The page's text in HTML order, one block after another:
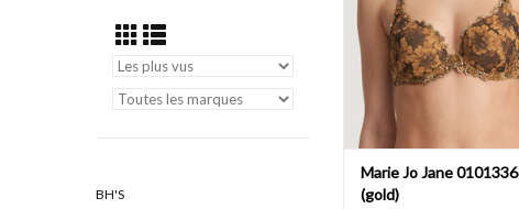
BH'S
Marie Jo Jane 0101336
(gold)